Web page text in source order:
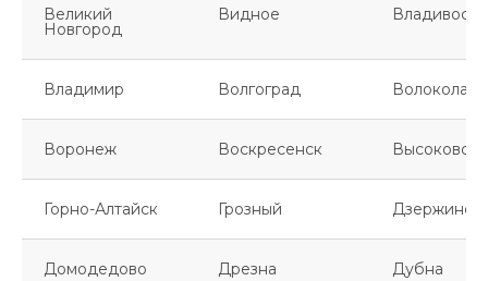
Великий
Новгород
Видное
Владимир Волгоград
Воронеж Воскресенск Высоковск
Горно-Алтайск Грозный
Домодедово Дрезна Дубна